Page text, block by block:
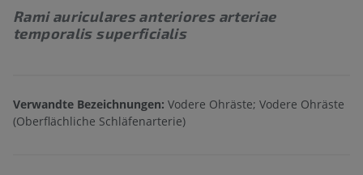
Rami auriculares anteriores arteriae
temporalis superficialis
Verwandte Bezeichnungen: Vodere Ohräste; Vodere Ohräste
(Oberflächliche Schläfenarterie)